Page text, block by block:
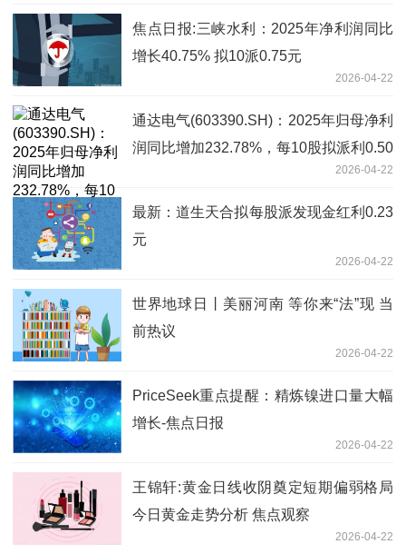
焦点日报:三峡水利：2025年净利润同比
增长40.75% 拟10派0.75元
2026-04-22
通达电气(603390.SH)：2025年归母净利
润同比增加232.78%，每10股拟派利0.50
2026-04-22
最新：道生天合拟每股派发现金红利0.23
元
2026-04-22
世界地球日丨美丽河南 等你来“法”现 当
前热议
2026-04-22
PriceSeek重点提醒：精炼镍进口量大幅
增长-焦点日报
2026-04-22
王锦轩:黄金日线收阴奠定短期偏弱格局
今日黄金走势分析 焦点观察
2026-04-22